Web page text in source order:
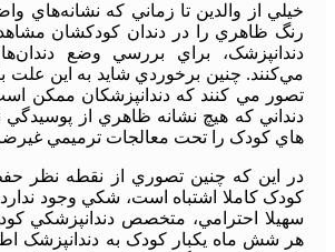
خيلي از والدين تا زماني که نشانه‌هاي
رنگ ظاهري را در دندان کودکشان
دندانپزشک، براي بررسي وضع
مي‌کنند. چنين برخوردي شايد به اين علت
تصور مي کنند که دندانپزشکان ممکن
دنداني که هيچ نشانه ظاهري از پوسيدگي
هاي کودک را تحت معالجات ترميمي
در اين که چنين تصوري از نقطه نظر
کودک کاملا اشتباه است، شکي وجود
سهيلا احترامي، متخصص دندانپزشکي
هر شش ماه يکبار کودک به دندانپزشک